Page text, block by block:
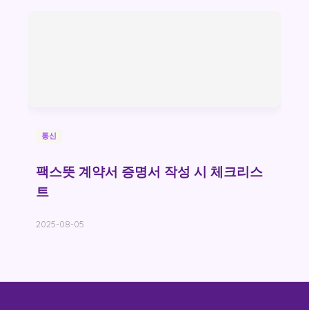
통신
팩스뜻 계약서 증명서 작성 시 체크리스
트
2025-08-05